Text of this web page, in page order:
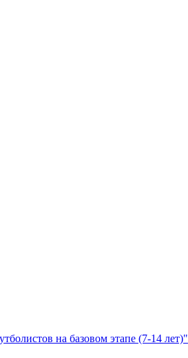
на базовом этапе (7-14 лет)"